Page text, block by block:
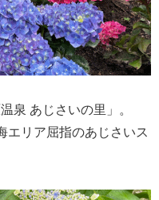
泉 あじさいの里」。
エリア屈指のあじさいス